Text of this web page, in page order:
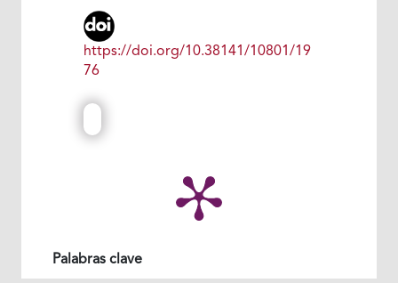
https://doi.org/10.38141/10801/19
76
Palabras clave